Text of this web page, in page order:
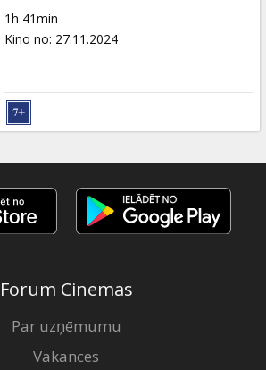
1h 41min
Kino no: 27.11.2024
Forum Cinemas
Par uzņēmumu
Vakances